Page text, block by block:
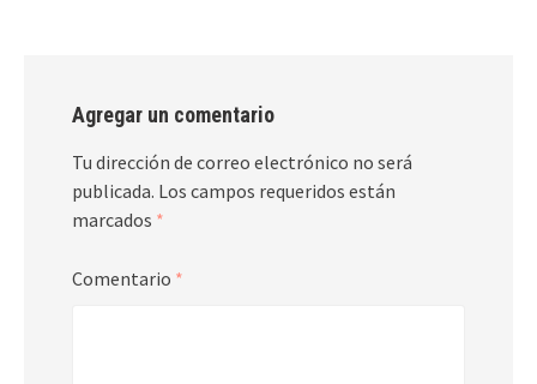
Agregar un comentario
Tu dirección de correo electrónico no será
publicada. Los campos requeridos están
marcados *
Comentario *